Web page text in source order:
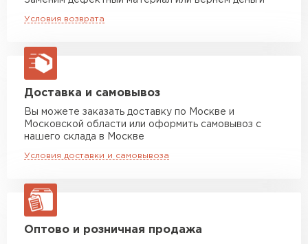
ещё одно преимущество данного материала.
красоту вашей кровли.
макс. длина груза 13,5 м
Манипулятор до 5 тн
макс. длина груза 6 м
Манипулятор до 10 тн
макс. длина груза 8 м
Манипулятор до 20 тн
Условия возврата
Доставка и самовывоз
Вы можете заказать доставку по Москве и
Московской области или оформить самовывоз с
нашего склада в Москве
Условия доставки и самовывоза
Оптово и розничная продажа